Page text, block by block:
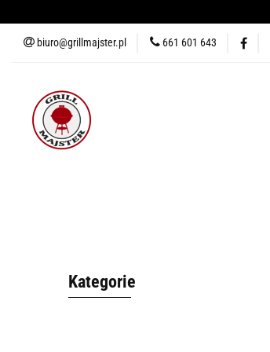
biuro@grillmajster.pl 661 601 643
GRILLE
Kategorie